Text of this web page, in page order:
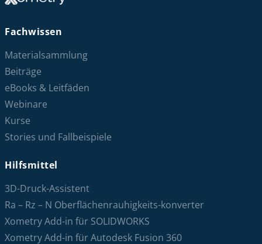
Fachwissen
Materialsammlung
Beiträge
eBooks & Leitfäden
Webinare
Kurse
Stories und Fallbeispiele
Hilfsmittel
3D-Druck-Assistent
Ra – Rz – N Oberflächenrauhigkeits-konverter
Xometry Add-in für SOLIDWORKS
Xometry Add-in für Autodesk Fusion 360